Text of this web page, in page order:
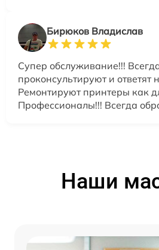
Бирюков Владислав
Супер обслуживание!!!
проконсультируют и ответят
Ремонтируют принтеры как
Профессионалы!!! Всегда
Наши